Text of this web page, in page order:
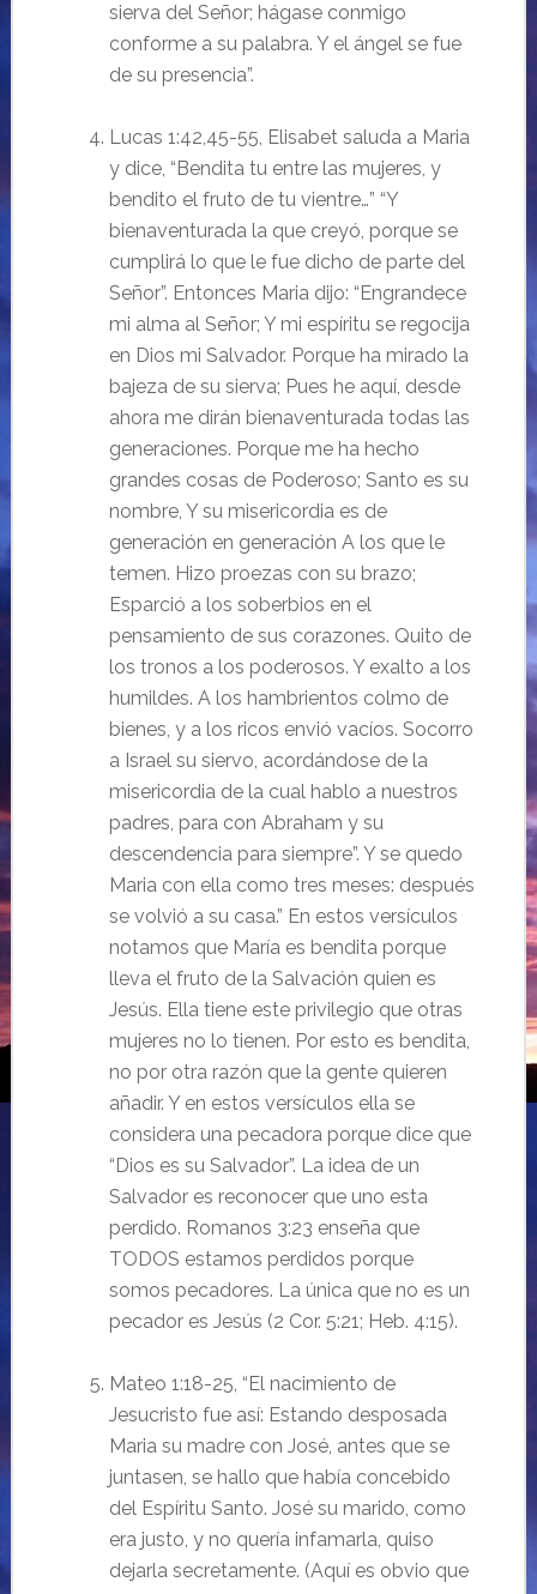
sierva del Señor; hágase conmigo
conforme a su palabra. Y el ángel se fue
de su presencia”.
Lucas 1:42,45-55, Elisabet saluda a Maria
y dice, “Bendita tu entre las mujeres, y
bendito el fruto de tu vientre…” “Y
bienaventurada la que creyó, porque se
cumplirá lo que le fue dicho de parte del
Señor”. Entonces Maria dijo: “Engrandece
mi alma al Señor; Y mi espíritu se regocija
en Dios mi Salvador. Porque ha mirado la
bajeza de su sierva; Pues he aquí, desde
ahora me dirán bienaventurada todas las
generaciones. Porque me ha hecho
grandes cosas de Poderoso; Santo es su
nombre, Y su misericordia es de
generación en generación A los que le
temen. Hizo proezas con su brazo;
Esparció a los soberbios en el
pensamiento de sus corazones. Quito de
los tronos a los poderosos. Y exalto a los
humildes. A los hambrientos colmo de
bienes, y a los ricos envió vacíos. Socorro
a Israel su siervo, acordándose de la
misericordia de la cual hablo a nuestros
padres, para con Abraham y su
descendencia para siempre”. Y se quedo
Maria con ella como tres meses: después
se volvió a su casa.” En estos versículos
notamos que María es bendita porque
lleva el fruto de la Salvación quien es
Jesús. Ella tiene este privilegio que otras
mujeres no lo tienen. Por esto es bendita,
no por otra razón que la gente quieren
añadir. Y en estos versículos ella se
considera una pecadora porque dice que
“Dios es su Salvador”. La idea de un
Salvador es reconocer que uno esta
perdido. Romanos 3:23 enseña que
TODOS estamos perdidos porque
somos pecadores. La única que no es un
pecador es Jesús (2 Cor. 5:21; Heb. 4:15).
Mateo 1:18-25, “El nacimiento de
Jesucristo fue así: Estando desposada
Maria su madre con José, antes que se
juntasen, se hallo que había concebido
del Espíritu Santo. José su marido, como
era justo, y no quería infamarla, quiso
dejarla secretamente. (Aquí es obvio que